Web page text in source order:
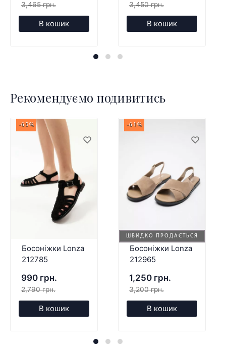
3,465 грн.
В кошик
3,450 грн.
В кошик
Рекомендуємо подивитись
-65%
Босоніжки Lonza
212785
990 грн.
2,790 грн.
В кошик
ШВИДКО ПРОДАЄТЬСЯ
-61%
Босоніжки Lonza
212965
1,250 грн.
3,200 грн.
В кошик